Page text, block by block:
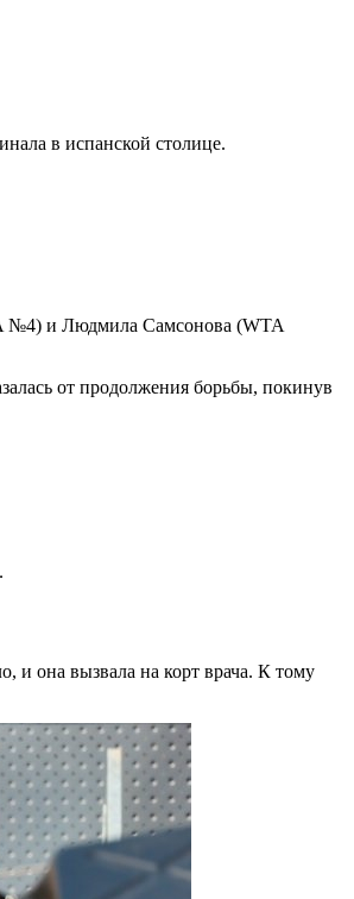
в испанской столице.
№4) и Людмила Самсонова (WTA
от продолжения борьбы, покинув
и она вызвала на корт врача. К тому